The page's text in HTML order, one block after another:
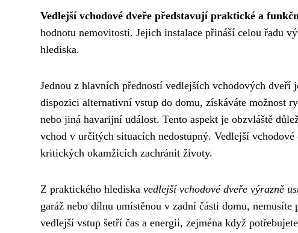
Vedlejší vchodové dveře představují praktické a
hodnotu nemovitosti. Jejich instalace přináší celou řadu
hlediska.
Jednou z hlavních předností vedlejších vchodových dveří
dispozici alternativní vstup do domu, získáváte možnost
nebo jiná havarijní událost. Tento aspekt je obzvláště
vchod v určitých situacích nedostupný. Vedlejší
kritických okamžicích zachránit životy.
Z praktického hlediska vedlejší vchodové dveře výrazně
garáž nebo dílnu umístěnou v zadní části domu,
vedlejší vstup šetří čas a energii, zejména když